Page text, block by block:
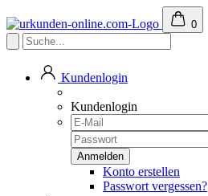
0
Kundenlogin
Kundenlogin
Konto erstellen
Passwort vergessen?